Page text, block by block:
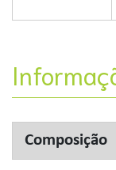
Composição